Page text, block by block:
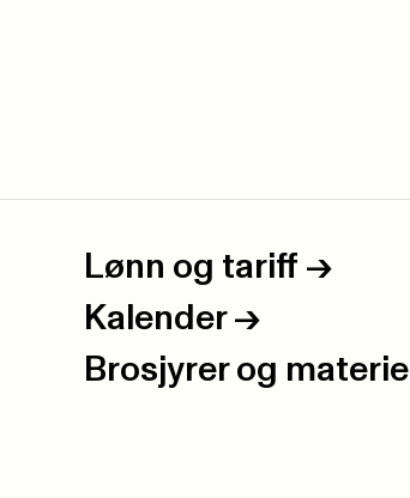
Lønn og tariff ->
Kalender ->
Brosjyrer og materiell